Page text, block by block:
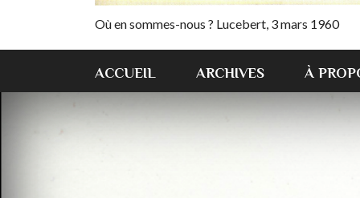
Où en sommes-nous ? Lucebert, 3 mars 1960
ACCUEIL ARCHIVES À